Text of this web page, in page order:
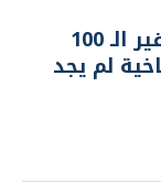
سامح شكري: الالتزام الدولي بتوفير الـ 100
لم يجد